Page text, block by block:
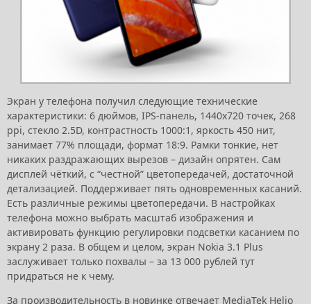
Экран у телефона получил следующие технические
характеристики: 6 дюймов, IPS-панель, 1440х720 точек, 268
ppi, стекло 2.5D, контрастность 1000:1, яркость 450 нит,
занимает 77% площади, формат 18:9. Рамки тонкие, нет
никаких раздражающих вырезов – дизайн опрятен. Сам
дисплей чёткий, с “честной” цветопередачей, достаточной
детализацией. Поддерживает пять одновременных касаний.
Есть различные режимы цветопередачи. В настройках
телефона можно выбрать масштаб изображения и
активировать функцию регулировки подсветки касанием по
экрану 2 раза. В общем и целом, экран Nokia 3.1 Plus
заслуживает только похвалы – за 13 000 рублей тут
придраться не к чему.
За производительность в новинке отвечает MediaTek Helio